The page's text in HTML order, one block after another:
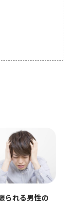
られる男性の